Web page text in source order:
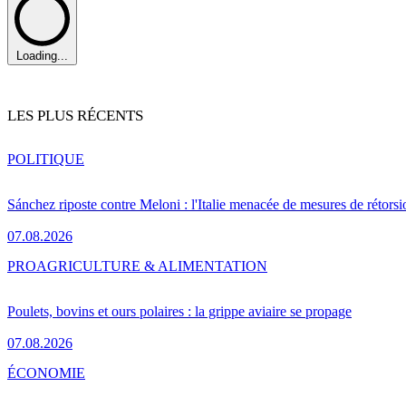
Loading...
LES PLUS RÉCENTS
Sánchez riposte contre Meloni : l'Italie menacée de mesures de
07.08.2026
POLITIQUE
Poulets, bovins et ours polaires : la grippe aviaire se propage
07.08.2026
PROAGRICULTURE & ALIMENTATION
ÉCONOMIE